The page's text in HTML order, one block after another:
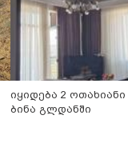
იყიდება 2 ოთახიანი
ბინა გლდანში